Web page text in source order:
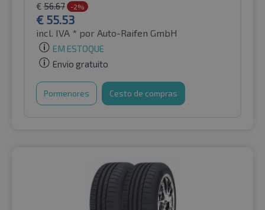
€ 56.67 -2%
€ 55.53
incl. IVA * por Auto-Raifen GmbH
EM ESTOQUE
Envio gratuito
Pormenores Cesto de compras